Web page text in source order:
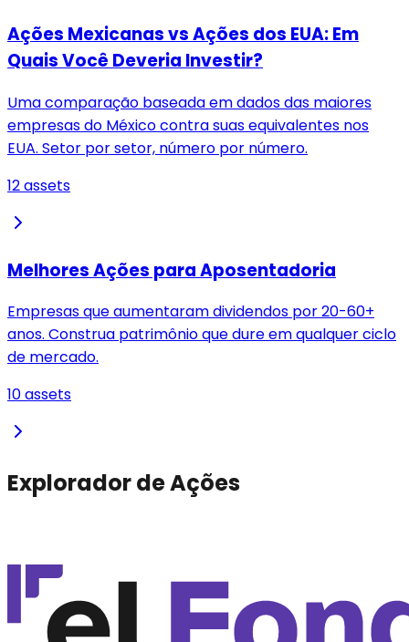
Ações Mexicanas vs Ações dos EUA: Em
Quais Você Deveria Investir?
Uma comparação baseada em dados das maiores
empresas do México contra suas equivalentes nos
EUA. Setor por setor, número por número.
12assets
Melhores Ações para Aposentadoria
Empresas que aumentaram dividendos por 20-60+
anos. Construa patrimônio que dure em qualquer ciclo
de mercado.
10assets
Explorador de Ações